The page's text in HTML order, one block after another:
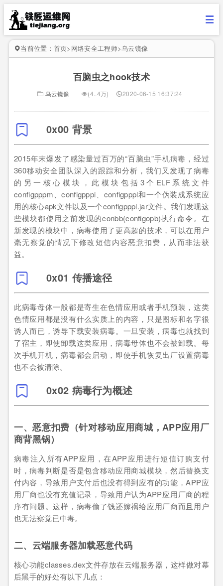
当前位置： 首页> 网络安全工程师>乌云镜像
百脑虫之hook技术
乌云镜像 (4..4万) 2020-06-15 16:37:24
0x00 背景
2015年末爆发了感染量过百万的“百脑虫”手机病毒，经过
360移动安全团队深入的跟踪和分析，我们又发现了病毒
的另一核心模块，此模块包括3个ELF系统文件
configpppm、configpppi、configpppl和一个伪装成系统应
用的核心apk文件以及一个configpppl.jar文件。我们发现这
些模块都使用之前发现的conbb(configopb)执行命令。在
新发现的模块中，病毒使用了更高超的技术，可以在用户
毫无察觉的情况下修改短信内容恶意扣费，从而非法获
益。
0x01 传播途径
此病毒母体一般都是寄生在色情应用或者手机预装，这类
色情应用都是没有什么实质上的内容，只是图标和名字很
诱人而已，诱导下载安装病毒。一旦安装，病毒也就找到
了宿主，即使卸载这类应用，病毒母体也不会被卸载。每
次手机开机，病毒都会启动，即使手机恢复出厂设置病毒
也不会被清除。
0x02 病毒行为概述
一、恶意扣费（针对移动应用商城，APP应用厂
商背黑锅）
病毒注入所有APP应用，在APP应用进行短信订购支付
时，病毒判断是否是包含移动应用商城模块，然后替换支
付内容，导致用户支付后也没有得到应有的功能，APP应
用厂商也没有充值记录，导致用户认为APP应用厂商的程
序有问题。这样，病毒偷了钱还嫁祸给应用厂商而且用户
也无法察觉已中毒。
二、云端服务器加载恶意代码
核心功能classes.dex文件存放在云端服务器，这样做对幕
后黑手的好处有以下几点：